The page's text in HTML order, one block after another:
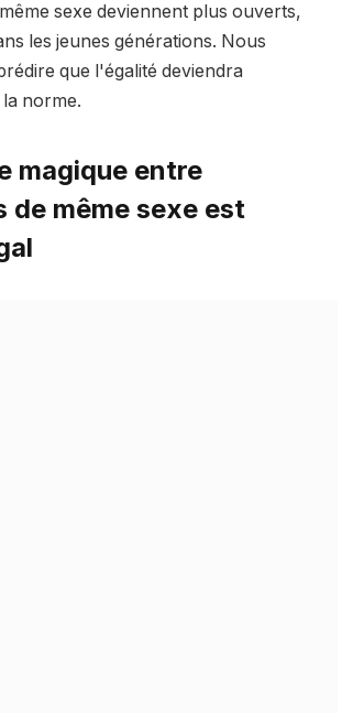
sexe deviennent plus ouverts,
les jeunes générations. Nous
que l'égalité deviendra
norme.
magique entre
de même sexe est